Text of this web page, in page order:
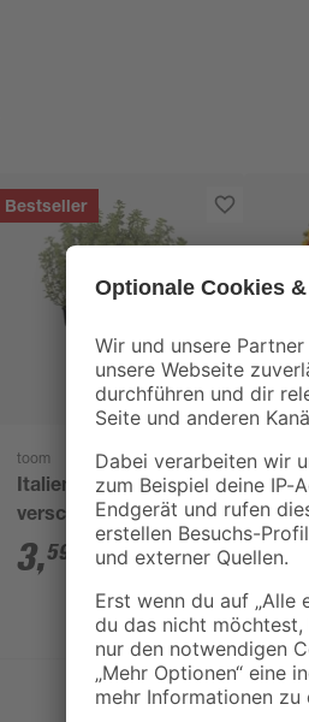
Bestseller
toom
Italienische Kräuter
verschiedene Sorten
14 cm Topf
3,59
toom
3